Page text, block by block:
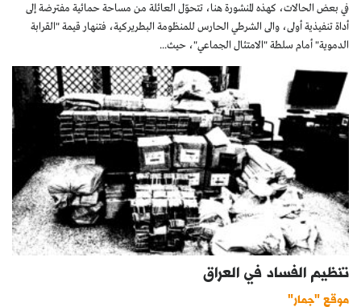
في بعض الحالات، كهذه المنشورة هنا، تتحوّل العائلة من مساحة حمائية مفترضة إلى
أداة تنفيذية أولى، والى الشرطي الحارس للمنظومة البطريركية، فتنهار قيمة "القرابة
الدموية" أمام سلطة "الامتثال الجماعي"، حيث...
تنظيم الفساد في العراق
موقع "جمار"